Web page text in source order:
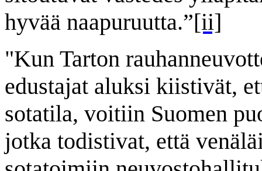
hyvää naapuruutta.”[ii]
"Kun Tarton
edustajat aluksi kiistivät,
sotatila, voitiin Suomen
jotka todistivat, että